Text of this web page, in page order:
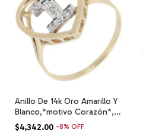
Anillo De 14k Oro Amarillo Y
Blanco,*motivo Corazón*,
2.1 G~ Amarillo Y Blanco 6.5
$4,342.00 -8% OFF